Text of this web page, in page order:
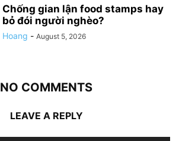
Chống gian lận food stamps hay
bỏ đói người nghèo?
Hoang - August 5, 2026
NO COMMENTS
LEAVE A REPLY